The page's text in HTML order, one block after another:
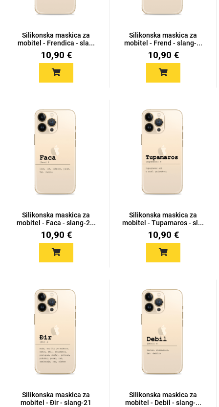
Silikonska maskica za
mobitel - Frendica - sla...
10,90 €
Silikonska maskica za
mobitel - Frend - slang-...
10,90 €
Silikonska maskica za
mobitel - Faca - slang-2...
10,90 €
Silikonska maskica za
mobitel - Tupamaros - sl...
10,90 €
Silikonska maskica za
mobitel - Đir - slang-21
Silikonska maskica za
mobitel - Debil - slang-...